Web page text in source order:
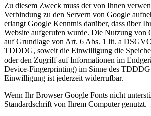
Zu diesem Zweck muss der von Ihnen
Verbindung zu den Servern von Google
erlangt Google Kenntnis darüber, dass über
Website aufgerufen wurde. Die Nutzung von
auf Grundlage von Art. 6 Abs. 1 lit. a
TDDDG, soweit die Einwilligung die
oder den Zugriff auf Informationen im
Device-Fingerprinting) im Sinne des
Einwilligung ist jederzeit widerrufbar.
Wenn Ihr Browser Google Fonts nicht
Standardschrift von Ihrem Computer genutzt.